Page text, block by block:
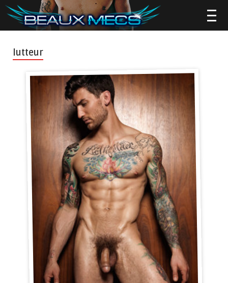
lutteur
▼